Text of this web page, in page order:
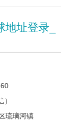
址登录_
琉璃河镇